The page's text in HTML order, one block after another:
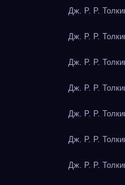
Дж. Р. Р.
Дж. Р. Р.
Дж. Р. Р.
Дж. Р. Р.
Дж. Р. Р.
Дж. Р. Р.
Дж. Р. Р.